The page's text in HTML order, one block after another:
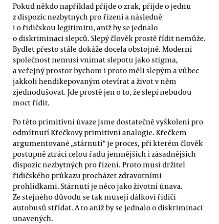
Pokud někdo například přijde o zrak, přijde o jednu
z dispozic nezbytných pro řízení a následně
i o řidičskou legitimitu, aniž by se jednalo
o diskriminaci slepců. Slepý člověk prostě řídit nemůže.
Bydlet přesto stále dokáže docela obstojně. Moderní
společnost nemusí vnímat slepotu jako stigma,
a veřejný prostor bychom i proto měli slepým a vůbec
jakkoli hendikepovaným otevírat a život v něm
zjednodušovat. Jde prostě jen o to, že slepí nebudou
moct řídit.
Po této primitivní úvaze jsme dostatečně vyškolení pro
odmítnutí Křečkovy primitivní analogie. Křečkem
argumentované „stárnutí“ je proces, při kterém člověk
postupně ztrácí celou řadu jemnějších i zásadnějších
dispozic nezbytných pro řízení. Proto musí držitel
řidičského průkazu procházet zdravotními
prohlídkami. Stárnutí je něco jako životní únava.
Ze stejného důvodu se tak musejí dálkoví řidiči
autobusů střídat. A to aniž by se jednalo o diskriminaci
unavených.